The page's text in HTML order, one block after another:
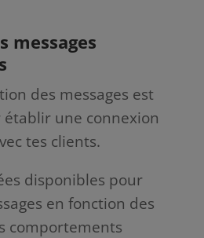
messages
des messages est
une connexion
tes clients.
disponibles pour
en fonction des
comportements